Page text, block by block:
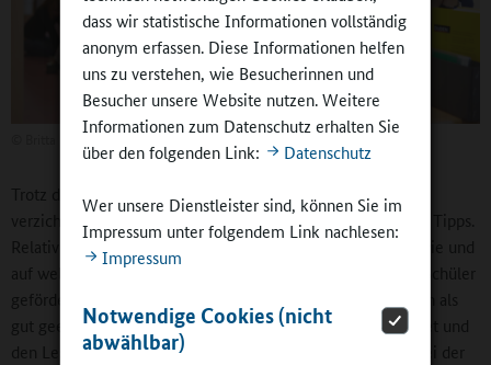
dass wir statistische Informationen vollständig
anonym erfassen. Diese Informationen helfen
uns zu verstehen, wie Besucherinnen und
Besucher unsere Website nutzen. Weitere
Informationen zum Datenschutz erhalten Sie
über den folgenden Link:
Datenschutz
Wer unsere Dienstleister sind, können Sie im
Impressum unter folgendem Link nachlesen:
Impressum
Notwendige Cookies (nicht
abwählbar)
Britta Hüning
Trotz der eher minimalistisch anmutenden Handreichung
verzichten die Autorinnen und Autoren nicht auf praktische Tipps.
Relativ umfassend geraten zum Beispiel die Anregungen, wie und
auf welcher der drei Präventionsebenen Schülerinnen und Schüler
gefördert werden können. Diese Präventionsebenen werden als
gut geeignete Strukturierung von Förderangeboten bewertet und
den Lesenden als hilfreiches Tool an die Hand gegeben. „Bei der